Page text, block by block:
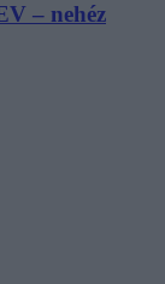
– nehéz